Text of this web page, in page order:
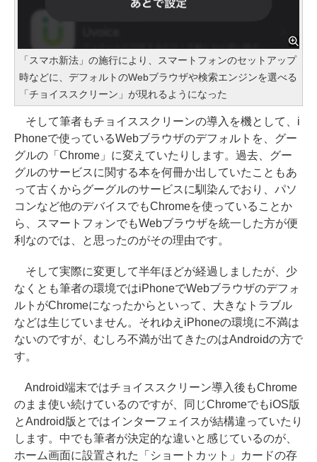
「スマホ新法」の施行により、スマートフォンのセットアップ
時などに、デフォルトのWebブラウザや検索エンジンを選べる
「チョイススクリーン」が現れるようになった
そして筆者もチョイススクリーンの導入を機として、i
Phoneで使っているWebブラウザのデフォルトを、グー
グルの「Chrome」に変えていたりします。過去、グー
グルのサービスに関する本を何冊か出していたこともあ
って古くからグーグルのサービスに馴染んでおり、パソ
コンなど他のデバイスでもChromeを使っていることか
ら、スマートフォンでもWebブラウザを統一した方が便
利なのでは、と思ったのがその理由です。
そして実際に変更して半年ほどが経過しましたが、少
なくとも筆者の環境ではiPhoneでWebブラウザのデフォ
ルトがChromeになったからといって、大きなトラブル
などは生じていません。それゆえiPhoneの環境に不満は
ないのですが、むしろ不満が出てきたのはAndroidの方で
す。
Android端末ではチョイススクリーン導入後もChrome
のまま使い続けているのですが、同じChromeでもiOS版
とAndroid版とではインターフェイスが結構違っていたり
します。中でも筆者が決定的な違いと感じているのが、
ホーム画面に設置された「ショートカット」カードの存